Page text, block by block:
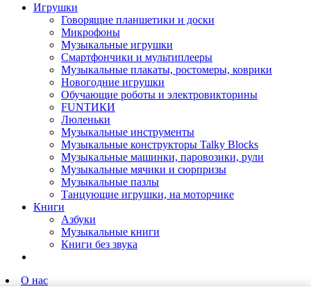
Игрушки
Говорящие планшетики и доски
Микрофоны
Музыкальные игрушки
Смартфончики и мультиплееры
Музыкальные плакаты, ростомеры, коврики
Новогодние игрушки
Обучающие роботы и электровикторины
FUNТИКИ
Люленьки
Музыкальные инструменты
Музыкальные конструкторы Talky Blocks
Музыкальные машинки, паровозики, рули
Музыкальные мячики и сюрпризы
Музыкальные пазлы
Танцующие игрушки, на моторчике
Книги
Азбуки
Музыкальные книги
Книги без звука
О нас